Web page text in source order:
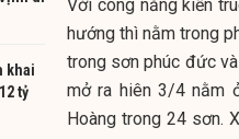
khai
tỷ
Với công năng kiến
hướng thì nằm trong
trong sơn phúc đức
mở ra hiên 3/4 nằm
Hoàng trong 24 sơn.